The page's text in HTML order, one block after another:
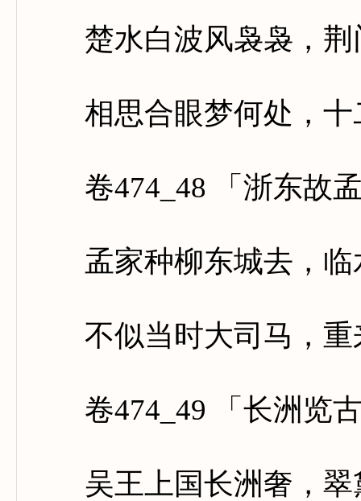
楚水白波风袅袅，荆
相思合眼梦何处，十
卷474_48 「浙东故孟
孟家种柳东城去，临
不似当时大司马，重
卷474_49 「长洲览
吴王上国长洲奢，翠